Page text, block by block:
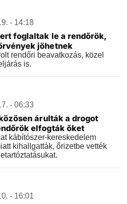
- 14:18
foglaltak le a rendőrök,
jöhetnek
rendőri beavatkozás, közel
is.
- 06:33
árulták a drogot
elfogták őket
kábítószer-kereskedelem
kihallgatták, őrizetbe vették
- 16:01